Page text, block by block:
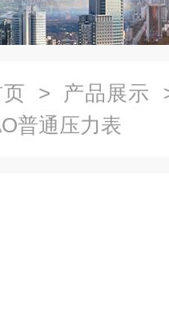
> 产品展示
普通压力表